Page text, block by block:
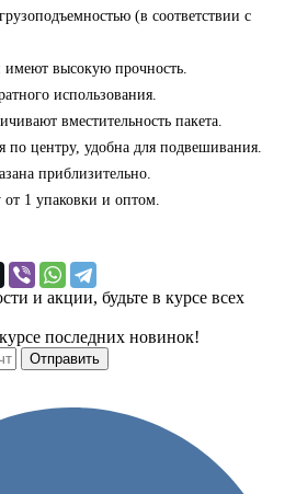
(в соответствии с
высокую прочность.
использования.
вместительность пакета.
по центру, удобна для подвешивания.
приблизительно.
1 упаковки и оптом.
и акции, будьте в курсе всех
последних новинок!